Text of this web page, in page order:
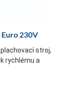
230V
stroj,
rychlému a